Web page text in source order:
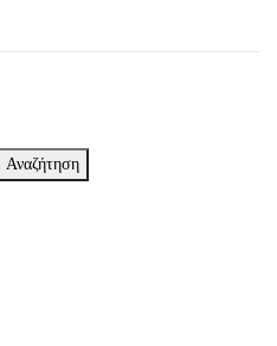
Αναζήτηση